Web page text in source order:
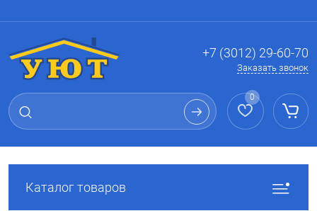
+7 (3012) 29-60-70
Заказать звонок
0
Каталог товаров